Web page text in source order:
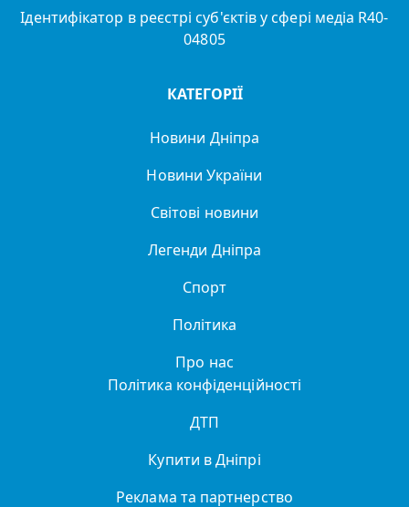
Ідентифікатор в реєстрі суб'єктів у сфері медіа R40-
04805
КАТЕГОРІЇ
Новини Дніпра
Новини України
Світові новини
Легенди Дніпра
Спорт
Політика
Про нас
Політика конфіденційності
ДТП
Купити в Дніпрі
Реклама та партнерство